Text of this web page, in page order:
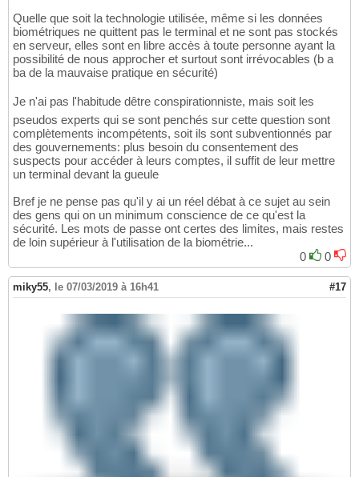
Quelle que soit la technologie utilisée, même si les données
biométriques ne quittent pas le terminal et ne sont pas stockés
en serveur, elles sont en libre accès à toute personne ayant la
possibilité de nous approcher et surtout sont irrévocables (b a
ba de la mauvaise pratique en sécurité)
Je n'ai pas l'habitude dêtre conspirationniste, mais soit les
pseudos experts qui se sont penchés sur cette question sont
complètements incompétents, soit ils sont subventionnés par
des gouvernements: plus besoin du consentement des
suspects pour accéder à leurs comptes, il suffit de leur mettre
un terminal devant la gueule
Bref je ne pense pas qu'il y ai un réel débat à ce sujet au sein
des gens qui on un minimum conscience de ce qu'est la
sécurité. Les mots de passe ont certes des limites, mais restes
de loin supérieur à l'utilisation de la biométrie...
0
0
miky55, le 07/03/2019 à 16h41 #17